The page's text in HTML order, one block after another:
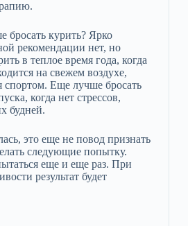
бросать курить? Ярко
рекомендации нет, но
в теплое время года, когда
на свежем воздухе,
спортом. Еще лучше бросать
когда нет стрессов,
будней.
это еще не повод признать
следующие попытку.
еще и еще раз. При
результат будет